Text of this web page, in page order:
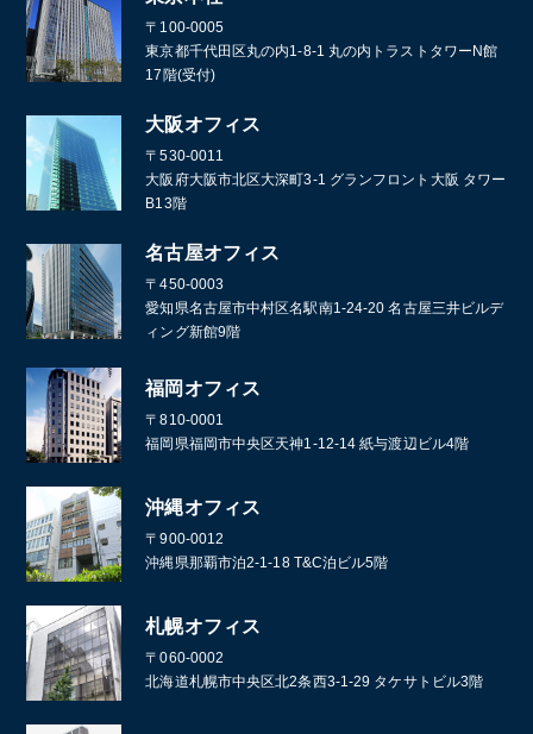
〒100-0005
東京都千代田区丸の内1-8-1 丸の内トラストタワーN館
17階(受付)
大阪オフィス
〒530-0011
大阪府大阪市北区大深町3-1 グランフロント大阪 タワー
B13階
名古屋オフィス
〒450-0003
愛知県名古屋市中村区名駅南1-24-20 名古屋三井ビルデ
ィング新館9階
福岡オフィス
〒810-0001
福岡県福岡市中央区天神1-12-14 紙与渡辺ビル4階
沖縄オフィス
〒900-0012
沖縄県那覇市泊2-1-18 T&C泊ビル5階
札幌オフィス
〒060-0002
北海道札幌市中央区北2条西3-1-29 タケサトビル3階